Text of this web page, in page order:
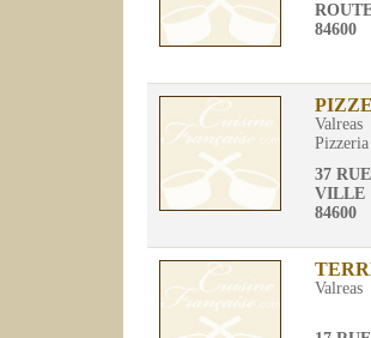
84600
Valreas
Pizzeria
37
VILLE
84600
Valreas